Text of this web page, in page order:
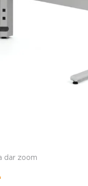
dar zoom